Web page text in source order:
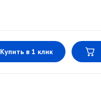
Купить в 1 клик